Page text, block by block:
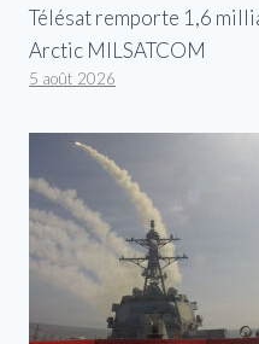
Télésat remporte 1,6
Arctic MILSATCOM
5 août 2026